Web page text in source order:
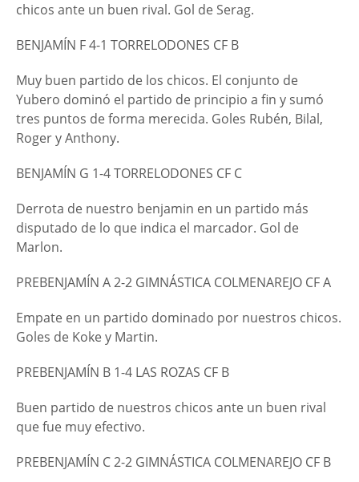
chicos ante un buen rival. Gol de Serag.
BENJAMÍN F 4-1 TORRELODONES CF B
Muy buen partido de los chicos. El conjunto de
Yubero dominó el partido de principio a fin y sumó
tres puntos de forma merecida. Goles Rubén, Bilal,
Roger y Anthony.
BENJAMÍN G 1-4 TORRELODONES CF C
Derrota de nuestro benjamin en un partido más
disputado de lo que indica el marcador. Gol de
Marlon.
PREBENJAMÍN A 2-2 GIMNÁSTICA COLMENAREJO CF A
Empate en un partido dominado por nuestros chicos.
Goles de Koke y Martin.
PREBENJAMÍN B 1-4 LAS ROZAS CF B
Buen partido de nuestros chicos ante un buen rival
que fue muy efectivo.
PREBENJAMÍN C 2-2 GIMNÁSTICA COLMENAREJO CF B